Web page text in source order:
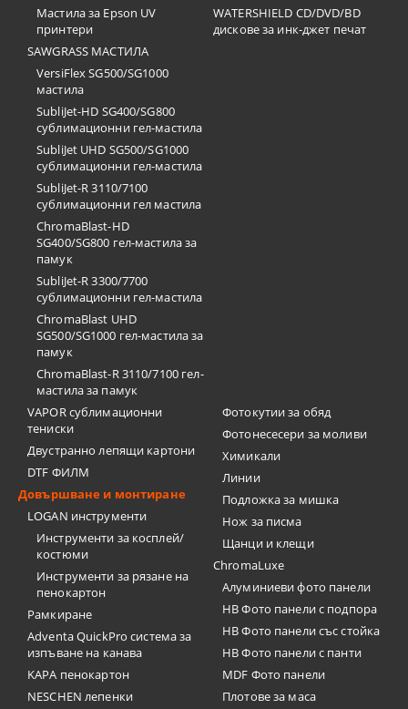
Мастила за Epson UV
принтери
SAWGRASS МАСТИЛА
VersiFlex SG500/SG1000
мастила
SubliJet-HD SG400/SG800
сублимационни гел-мастила
SubliJet UHD SG500/SG1000
сублимационни гел-мастила
SubliJet-R 3110/7100
сублимационни гел мастила
ChromaBlast-HD
SG400/SG800 гел-мастила за
памук
SubliJet-R 3300/7700
сублимационни гел-мастила
ChromaBlast UHD
SG500/SG1000 гел-мастила за
памук
ChromaBlast-R 3110/7100 гел-
мастила за памук
WATERSHIELD CD/DVD/BD
дискове за инк-джет печат
VAPOR сублимационни
тениски
Двустранно лепящи картони
DTF ФИЛМ
Довършване и монтиране
LOGAN инструменти
Инструменти за косплей/
костюми
Инструменти за рязане на
пенокартон
Рамкиране
Adventa QuickPro система за
изпъване на канава
KAPA пенокартон
NESCHEN лепенки
Фотокутии за обяд
Фотонесесери за моливи
Химикали
Линии
Подложка за мишка
Нож за писма
Щанци и клещи
ChromaLuxe
Алуминиеви фото панели
HB Фото панели с подпора
HB Фото панели със стойка
HB Фото панели с панти
MDF Фото панели
Плотове за маса